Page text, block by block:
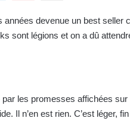
années devenue un best seller
sont légions et on a dû
les promesses affichées
Il n’en est rien. C’est léger,